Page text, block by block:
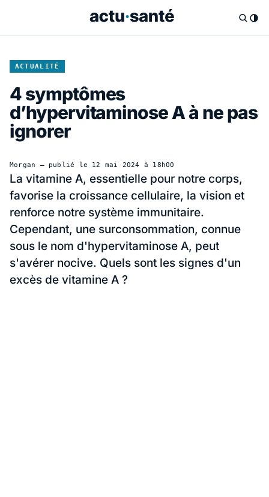
ACTUALITÉ
4 symptômes
d’hypervitaminose A à ne pas
ignorer
Morgan — publié le 12 mai 2024 à 18h00
La vitamine A, essentielle pour notre corps,
favorise la croissance cellulaire, la vision et
renforce notre système immunitaire.
Cependant, une surconsommation, connue
sous le nom d'hypervitaminose A, peut
s'avérer nocive. Quels sont les signes d'un
excès de vitamine A ?